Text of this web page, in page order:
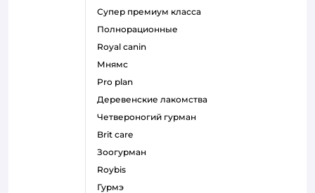
супер премиум класса
полнорационные
royal canin
мнямс
pro plan
деревенские лакомства
четвероногий гурман
brit care
зоогурман
roybis
гурмэ